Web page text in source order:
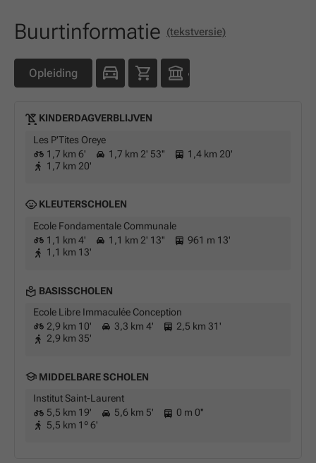
Buurtinformatie (tekstversie)
Opleiding
KINDERDAGVERBLIJVEN
Les P'Tites Oreye
1,7 km 6'
1,7 km 2' 53''
1,4 km 20'
1,7 km 20'
KLEUTERSCHOLEN
Ecole Fondamentale Communale
1,1 km 4'
1,1 km 2' 13''
961 m 13'
1,1 km 13'
BASISSCHOLEN
Ecole Libre Immaculée Conception
2,9 km 10'
3,3 km 4'
2,5 km 31'
2,9 km 35'
MIDDELBARE SCHOLEN
Institut Saint-Laurent
5,5 km 19'
5,6 km 5'
0 m 0''
5,5 km 1º 6'